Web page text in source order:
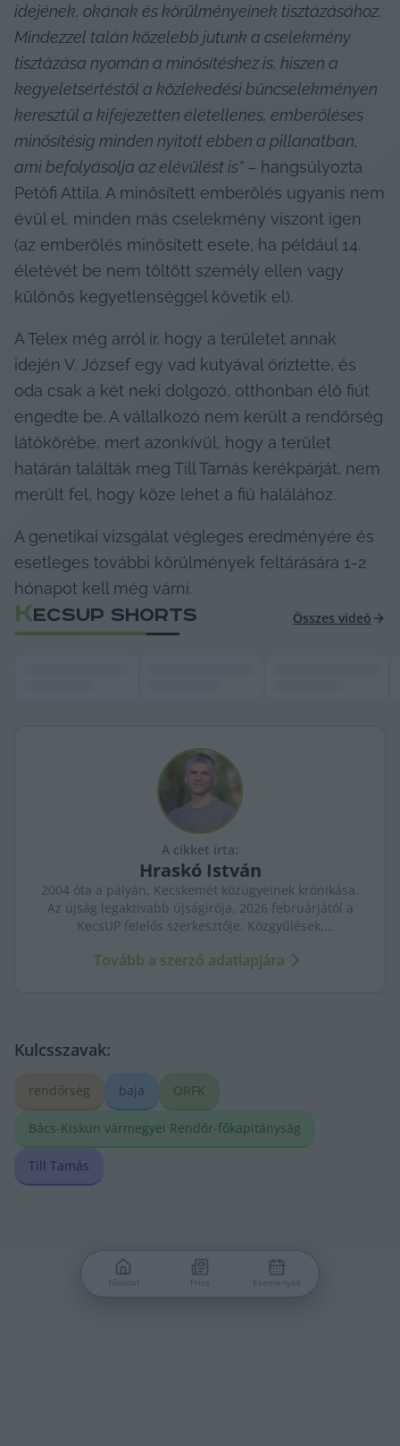
idejének, okának és körülményeinek tisztázásához.
Mindezzel talán közelebb jutunk a cselekmény
tisztázása nyomán a minősítéshez is, hiszen a
kegyeletsértéstől a közlekedési bűncselekményen
keresztül a kifejezetten életellenes, emberöléses
minősítésig minden nyitott ebben a pillanatban,
ami befolyásolja az elévülést is” – hangsúlyozta
Petőfi Attila. A minősített emberölés ugyanis nem
évül el, minden más cselekmény viszont igen
(az emberölés minősített esete, ha például 14.
életévét be nem töltött személy ellen vagy
különös kegyetlenséggel követik el).
A Telex még arról ír, hogy a területet annak
idején V. József egy vad kutyával őriztette, és
oda csak a két neki dolgozó, otthonban élő fiút
engedte be. A vállalkozó nem került a rendőrség
látókörébe, mert azonkívül, hogy a terület
határán találták meg Till Tamás kerékpárját, nem
merült fel, hogy köze lehet a fiú halálához.
A genetikai vizsgálat végleges eredményére és
esetleges további körülmények feltárására 1-2
hónapot kell még várni.
KECSUP SHORTS Összes videó
A cikket írta:
Hraskó István
2004 óta a pályán, Kecskemét közügyeinek krónikása.
Az újság legaktívabb újságírója, 2026 februárjától a
KecsUP felelős szerkesztője. Közgyűlések,
arca és a háttérben élők történetei egyszerre jelennek
Tovább a szerző adatlapjára
Kulcsszavak:
rendőrség baja ORFK
Bács-Kiskun vármegyei Rendőr-főkapitányság
Till Tamás
Főoldal Friss Események